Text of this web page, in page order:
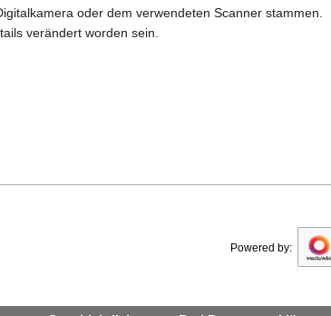
oder dem verwendeten Scanner stammen.
verändert worden sein.
Powered by: